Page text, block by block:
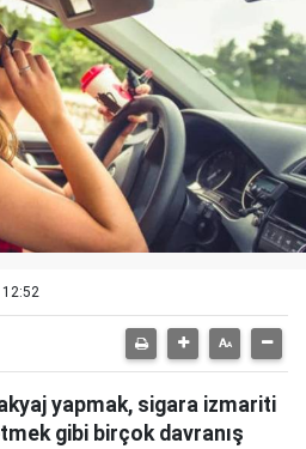
12:52
yapmak, sigara izmariti
gibi birçok davranış